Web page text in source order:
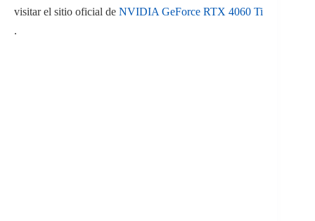
visitar el sitio oficial de NVIDIA GeForce RTX 4060 Ti
.